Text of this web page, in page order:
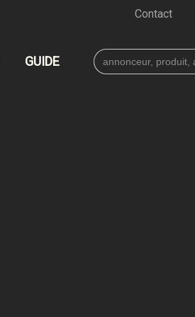
Contact
GUIDE
Search
for: